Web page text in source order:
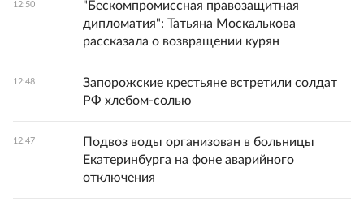
12:50
"Бескомпромиссная правозащитная
дипломатия": Татьяна Москалькова
рассказала о возвращении курян
12:48
Запорожские крестьяне встретили солдат
РФ хлебом-солью
12:47
Подвоз воды организован в больницы
Екатеринбурга на фоне аварийного
отключения